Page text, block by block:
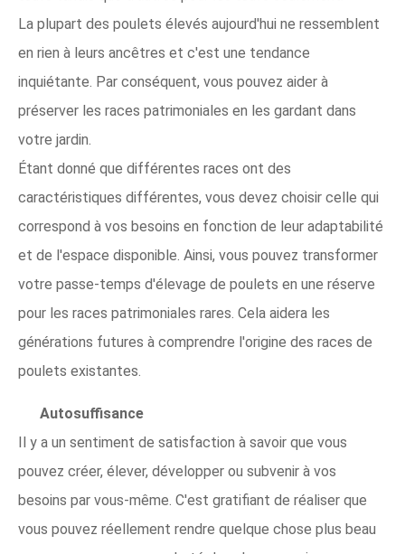
La plupart des poulets élevés aujourd'hui ne ressemblent
en rien à leurs ancêtres et c'est une tendance
inquiétante. Par conséquent, vous pouvez aider à
préserver les races patrimoniales en les gardant dans
votre jardin.
Étant donné que différentes races ont des
caractéristiques différentes, vous devez choisir celle qui
correspond à vos besoins en fonction de leur adaptabilité
et de l'espace disponible. Ainsi, vous pouvez transformer
votre passe-temps d'élevage de poulets en une réserve
pour les races patrimoniales rares. Cela aidera les
générations futures à comprendre l'origine des races de
poulets existantes.
Autosuffisance
Il y a un sentiment de satisfaction à savoir que vous
pouvez créer, élever, développer ou subvenir à vos
besoins par vous-même. C'est gratifiant de réaliser que
vous pouvez réellement rendre quelque chose plus beau